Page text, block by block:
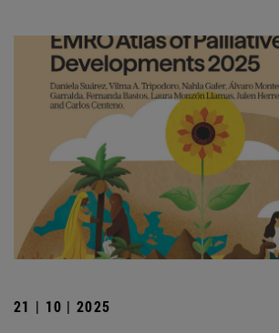
21 | 10 | 2025